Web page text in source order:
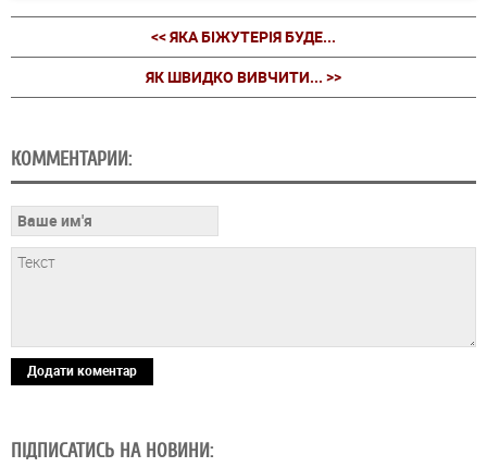
<< ЯКА БІЖУТЕРІЯ БУДЕ...
ЯК ШВИДКО ВИВЧИТИ... >>
КОММЕНТАРИИ:
Додати коментар
ПІДПИСАТИСЬ НА НОВИНИ: